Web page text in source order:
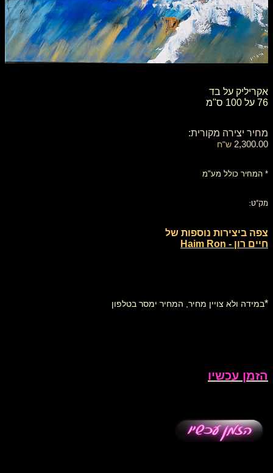
אקריליק על בד
76 על 100 ס"מ
מחיר יצירה מקורית:
2,300.00 ש"ח
* המחיר כולל מע"מ
מק"ט:
צפה ביצירות נוספות של
חיים רון - Haim Ron
*במידה ולא צויין מחיר, המחיר ימסר בטלפון
הזמן עכשיו